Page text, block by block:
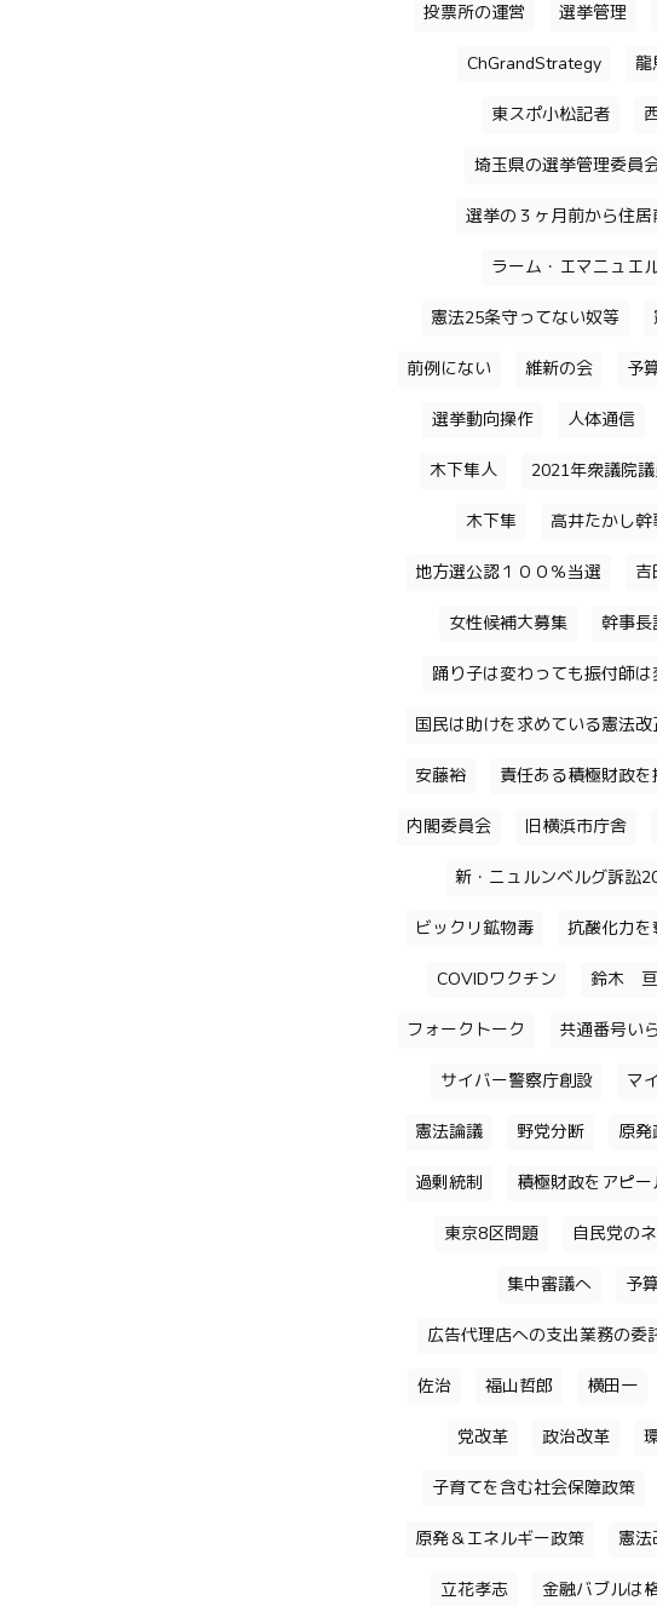
投票所の運営 選挙管理
ChGrandStrategy 龍
東スポ小松記者
埼玉県の選挙管理委員
選挙の３ヶ月前から住
ラーム・エマニュエ
憲法25条守ってない奴等
前例にない 維新の会 予
選挙動向操作 人体通信
木下隼人 2021年衆議院
木下隼 高井たかし幹
地方選公認１００％当選 吉
女性候補大募集 幹事長
踊り子は変わっても振付師は
国民は助けを求めている憲法
安藤裕 責任ある積極財政
内閣委員会 旧横浜市庁舎
新・ニュルンベルグ訴訟
ビックリ鉱物毒 抗酸化力を
COVIDワクチン 鈴木 亘
フォークトーク 共通番号い
サイバー警察庁創設 マ
憲法論議 野党分断 原発
過剰統制 積極財政をアピ
東京8区問題 自民党の
集中審議へ 予
広告代理店への支出業務の委
佐治 福山哲郎 横田一
党改革 政治改革
子育てを含む社会保障政策
原発＆エネルギー政策 憲法
立花孝志 金融バブルは